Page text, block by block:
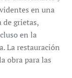
en una
de grietas,
en la
La restauración
obra para las